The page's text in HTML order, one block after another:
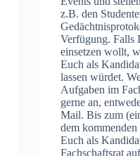
z.B. den
Verfügung. Falls
einsetzen wollt,
Euch als
lassen würdet.
Aufgaben im
gerne an,
Mail. Bis zum
dem
Euch als
Fachschaftsrat